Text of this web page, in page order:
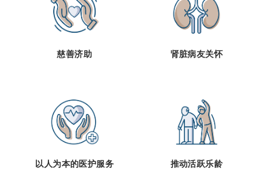
慈善济助 肾脏病友关怀
以人为本的医护服务 推动活跃乐龄